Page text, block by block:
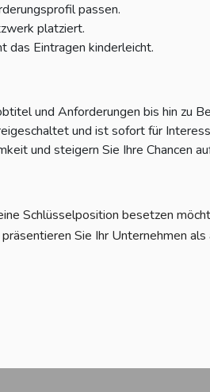
passen.
platziert.
das Eintragen kinderleicht.
und Anforderungen bis hin zu
und ist sofort für
und steigern Sie Ihre Chancen
Schlüsselposition besetzen
Sie Ihr Unternehmen